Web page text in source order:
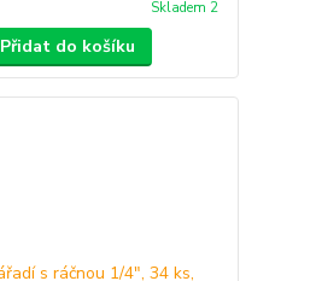
Skladem 2
Přidat do košíku